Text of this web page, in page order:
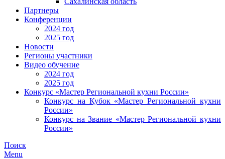
Партнеры
Конференции
2024 год
2025 год
Новости
Регионы участники
Видео обучение
2024 год
2025 год
Конкурс «Мастер Региональной кухни России»
Конкурс на Кубок «Мастер Региональной кухни
России»
Конкурс на Звание «Мастер Региональной кухни
России»
Поиск
Menu